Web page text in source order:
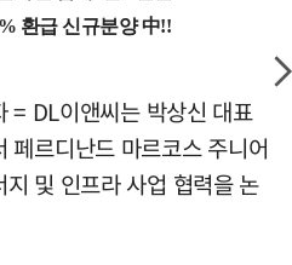
= DL이앤씨는 박상신 대표
페르디난드 마르코스 주니어
및 인프라 사업 협력을 논